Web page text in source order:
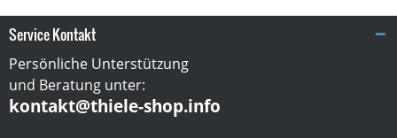
Service Kontakt
Persönliche Unterstützung
und Beratung unter:
kontakt@thiele-shop.info